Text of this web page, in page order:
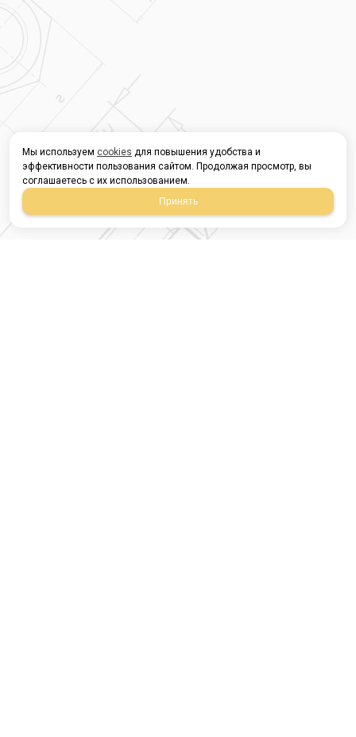
Мы используем cookies для повышения удобства и
эффективности пользования сайтом. Продолжая просмотр, вы
соглашаетесь с их использованием.
Принять